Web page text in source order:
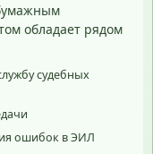
обладает рядом
судебных
ошибок в ЭИЛ